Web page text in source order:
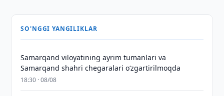
SO'NGGI YANGILIKLAR
Samarqand viloyatining ayrim tumanlari va
Samarqand shahri chegaralari oʻzgartirilmoqda
18:30 · 08/08